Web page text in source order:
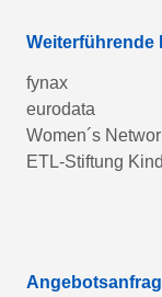
Weiterführende
fynax
eurodata
Women´s
ETL-Stiftung